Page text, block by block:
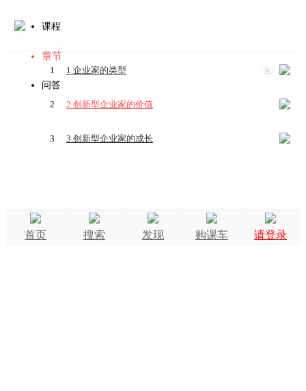
课程
章节
问答
1 免
1.企业家的类型
2 2.创新型企业家的价值
3 3.创新型企业家的成长
首页 搜索 发现 购课车 请登录